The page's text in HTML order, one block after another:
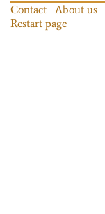
Contact About us
Restart page